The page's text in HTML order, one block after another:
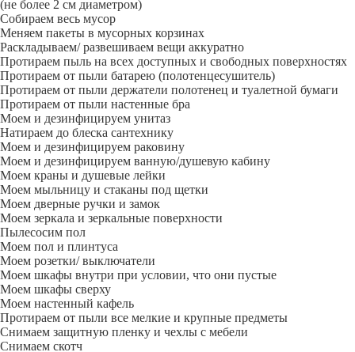
(не более 2 см диаметром)
Собираем весь мусор
Меняем пакеты в мусорных корзинах
Раскладываем/ развешиваем вещи аккуратно
Протираем пыль на всех доступных и свободных поверхностях
Протираем от пыли батарею (полотенцесушитель)
Протираем от пыли держатели полотенец и туалетной бумаги
Протираем от пыли настенные бра
Моем и дезинфицируем унитаз
Натираем до блеска сантехнику
Моем и дезинфицируем раковину
Моем и дезинфицируем ванную/душевую кабину
Моем краны и душевые лейки
Моем мыльницу и стаканы под щетки
Моем дверные ручки и замок
Моем зеркала и зеркальные поверхности
Пылесосим пол
Моем пол и плинтуса
Моем розетки/ выключатели
Моем шкафы внутри при условии, что они пустые
Моем шкафы сверху
Моем настенный кафель
Протираем от пыли все мелкие и крупные предметы
Снимаем защитную пленку и чехлы с мебели
Снимаем скотч